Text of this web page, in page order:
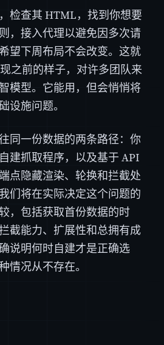
检查其 HTML，找到你想要
，接入代理以避免因多次请
望下周布局不会改变。这就
之前的样子，对许多团队来
模型。它能用，但会悄悄将
设施问题。
同一份数据的两条路径：你
建抓取程序，以及基于 API
点隐藏渲染、轮换和拦截处
们将在实际决定这个问题的
，包括获取首份数据的时
截能力、扩展性和总拥有成
说明何时自建才是正确选
情况从不存在。